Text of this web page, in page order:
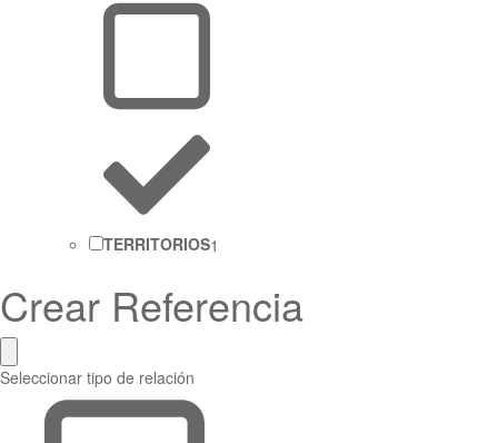
TERRITORIOS1
Crear Referencia
Seleccionar tipo de relación